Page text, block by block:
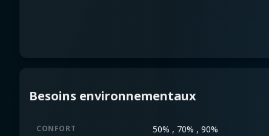
Besoins environnementaux
CONFORT 50% , 70% , 90%